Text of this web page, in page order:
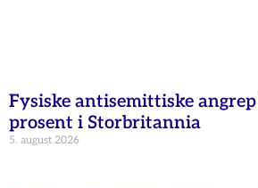
Fysiske antisemittiske
prosent i Storbritannia
5. august 2026